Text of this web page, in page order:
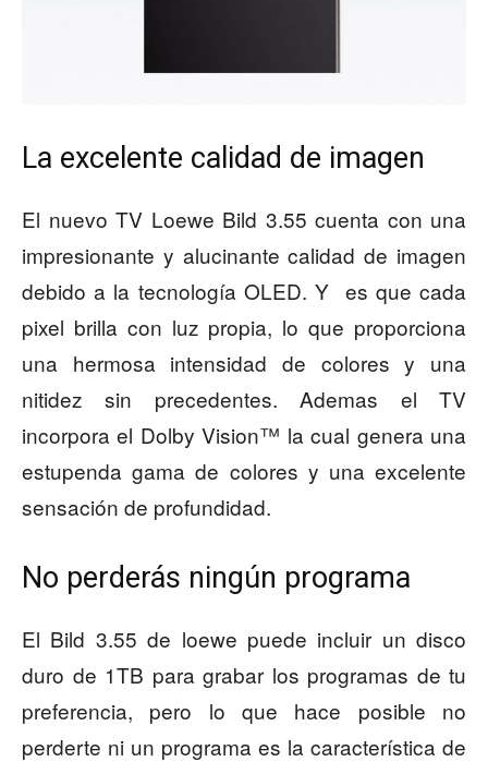
La excelente calidad de imagen
El nuevo TV Loewe Bild 3.55 cuenta con una
impresionante y alucinante calidad de imagen
debido a la tecnología OLED. Y es que cada
pixel brilla con luz propia, lo que proporciona
una hermosa intensidad de colores y una
nitidez sin precedentes. Ademas el TV
incorpora el Dolby Vision™ la cual genera una
estupenda gama de colores y una excelente
sensación de profundidad.
No perderás ningún programa
El Bild 3.55 de loewe puede incluir un disco
duro de 1TB para grabar los programas de tu
preferencia, pero lo que hace posible no
perderte ni un programa es la característica de